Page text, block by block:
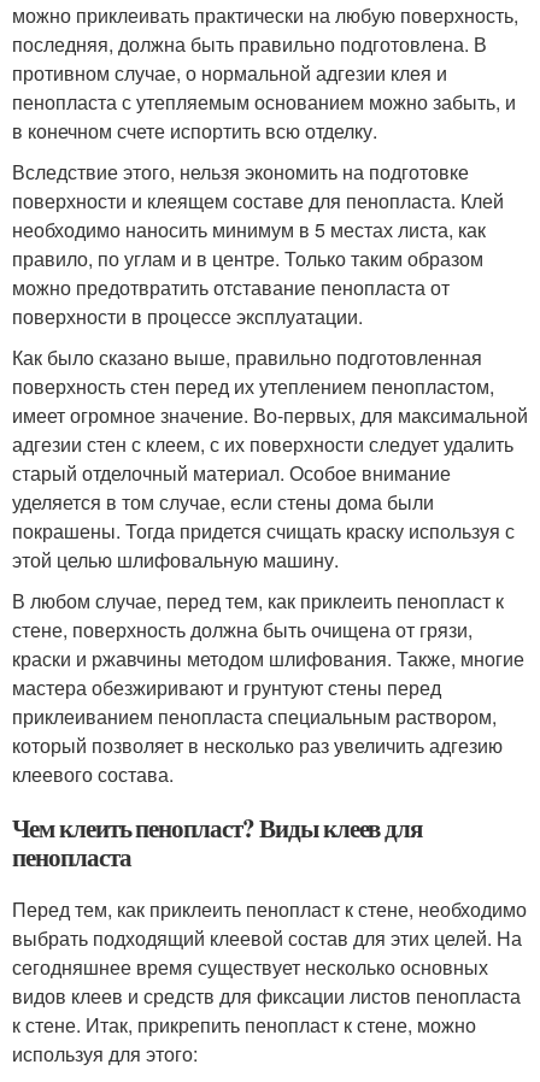
можно приклеивать практически на любую поверхность,
последняя, должна быть правильно подготовлена. В
противном случае, о нормальной адгезии клея и
пенопласта с утепляемым основанием можно забыть, и
в конечном счете испортить всю отделку.
Вследствие этого, нельзя экономить на подготовке
поверхности и клеящем составе для пенопласта. Клей
необходимо наносить минимум в 5 местах листа, как
правило, по углам и в центре. Только таким образом
можно предотвратить отставание пенопласта от
поверхности в процессе эксплуатации.
Как было сказано выше, правильно подготовленная
поверхность стен перед их утеплением пенопластом,
имеет огромное значение. Во-первых, для максимальной
адгезии стен с клеем, с их поверхности следует удалить
старый отделочный материал. Особое внимание
уделяется в том случае, если стены дома были
покрашены. Тогда придется счищать краску используя с
этой целью шлифовальную машину.
В любом случае, перед тем, как приклеить пенопласт к
стене, поверхность должна быть очищена от грязи,
краски и ржавчины методом шлифования. Также, многие
мастера обезжиривают и грунтуют стены перед
приклеиванием пенопласта специальным раствором,
который позволяет в несколько раз увеличить адгезию
клеевого состава.
Чем клеить пенопласт? Виды клеев для
пенопласта
Перед тем, как приклеить пенопласт к стене, необходимо
выбрать подходящий клеевой состав для этих целей. На
сегодняшнее время существует несколько основных
видов клеев и средств для фиксации листов пенопласта
к стене. Итак, прикрепить пенопласт к стене, можно
используя для этого: